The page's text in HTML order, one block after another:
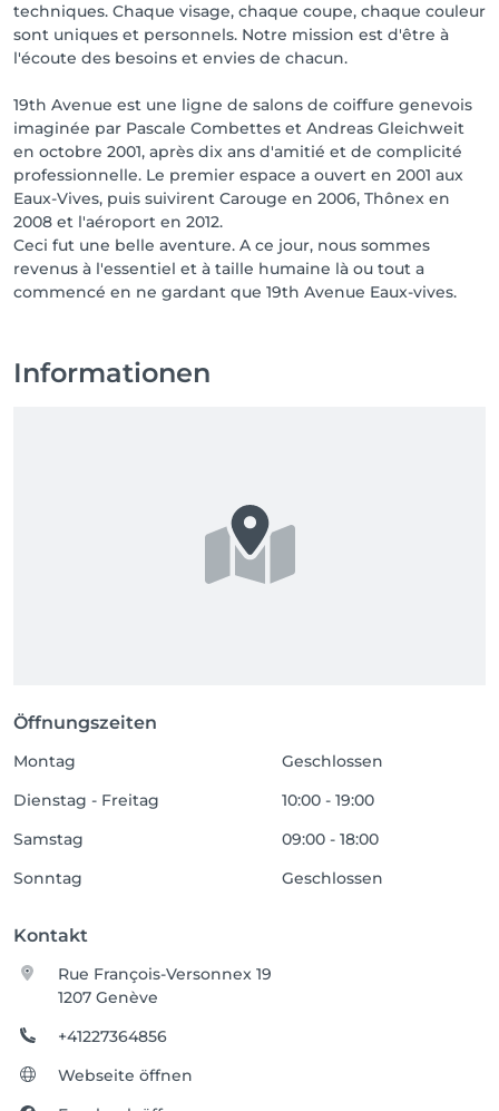
techniques. Chaque visage, chaque coupe, chaque couleur
sont uniques et personnels. Notre mission est d'être à
l'écoute des besoins et envies de chacun.
19th Avenue est une ligne de salons de coiffure genevois
imaginée par Pascale Combettes et Andreas Gleichweit
en octobre 2001, après dix ans d'amitié et de complicité
professionnelle. Le premier espace a ouvert en 2001 aux
Eaux-Vives, puis suivirent Carouge en 2006, Thônex en
2008 et l'aéroport en 2012.
Ceci fut une belle aventure. A ce jour, nous sommes
revenus à l'essentiel et à taille humaine là ou tout a
commencé en ne gardant que 19th Avenue Eaux-vives.
Informationen
Öffnungszeiten
Montag
Geschlossen
Dienstag - Freitag
10:00 - 19:00
Samstag
09:00 - 18:00
Sonntag
Geschlossen
Kontakt
Rue François-Versonnex 19
1207 Genève
+41227364856
Webseite öffnen